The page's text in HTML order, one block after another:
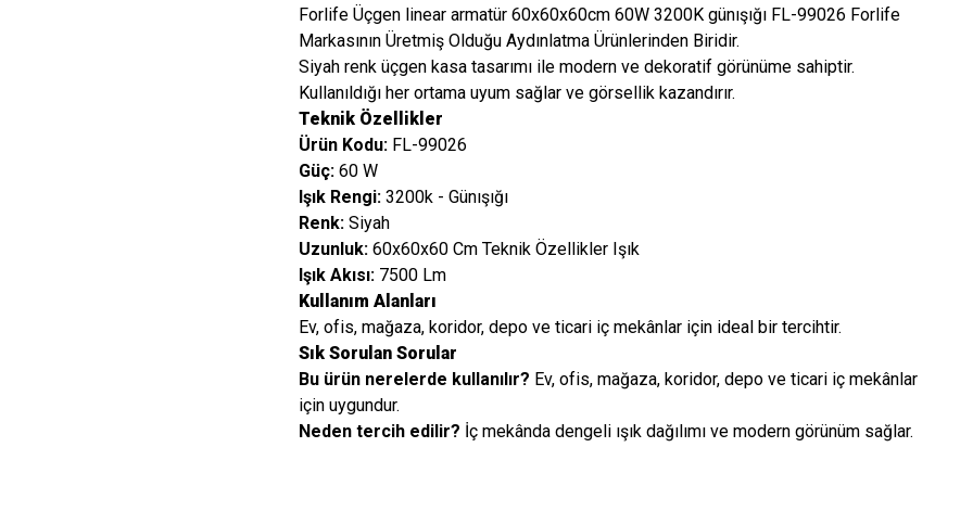
Forlife Üçgen linear armatür 60x60x60cm 60W 3200K günışığı FL-99026 Forlife
Markasının Üretmiş Olduğu Aydınlatma Ürünlerinden Biridir.
Siyah renk üçgen kasa tasarımı ile modern ve dekoratif görünüme sahiptir.
Kullanıldığı her ortama uyum sağlar ve görsellik kazandırır.
Teknik Özellikler
Ürün Kodu: FL-99026
Güç: 60 W
Işık Rengi: 3200k - Günışığı
Renk: Siyah
Uzunluk: 60x60x60 Cm Teknik Özellikler Işık
Işık Akısı: 7500 Lm
Kullanım Alanları
Ev, ofis, mağaza, koridor, depo ve ticari iç mekânlar için ideal bir tercihtir.
Sık Sorulan Sorular
Bu ürün nerelerde kullanılır? Ev, ofis, mağaza, koridor, depo ve ticari iç mekânlar
için uygundur.
Neden tercih edilir? İç mekânda dengeli ışık dağılımı ve modern görünüm sağlar.